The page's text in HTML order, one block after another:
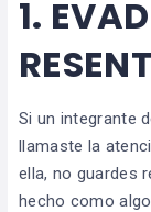
1.
Si un integrante
llamaste la
ella, no guardes
hecho como